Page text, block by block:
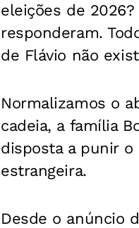
eleições de
responderam.
de Flávio não
Normalizamos o
cadeia, a família
disposta a punir
estrangeira.
Desde o anúncio